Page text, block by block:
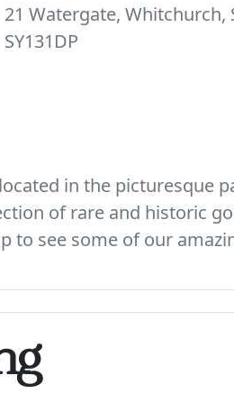
21 Watergate, Whitchurch,
SY131DP
in the picturesque
of rare and historic
to see some of our